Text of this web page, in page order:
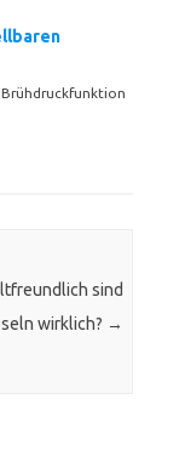
sind
wirklich? →